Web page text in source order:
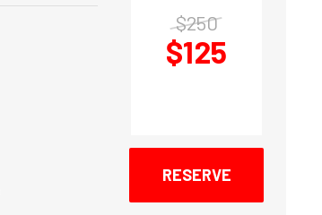
$250
$125
RESERVE